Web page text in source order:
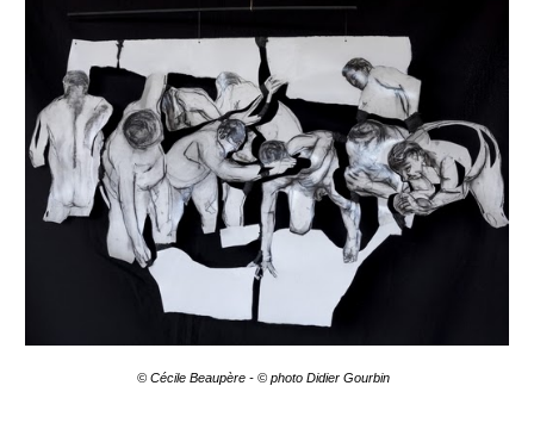
© Cécile Beaupère - © photo Didier Gourbin